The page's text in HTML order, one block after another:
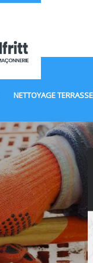
NETTOYAGE
Maçonnerie